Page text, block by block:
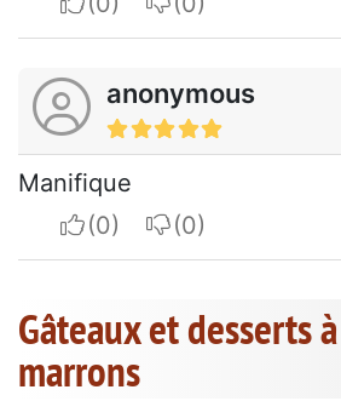
anonymous
Manifique
I apreciateI do not
Gâteaux et desserts
marrons